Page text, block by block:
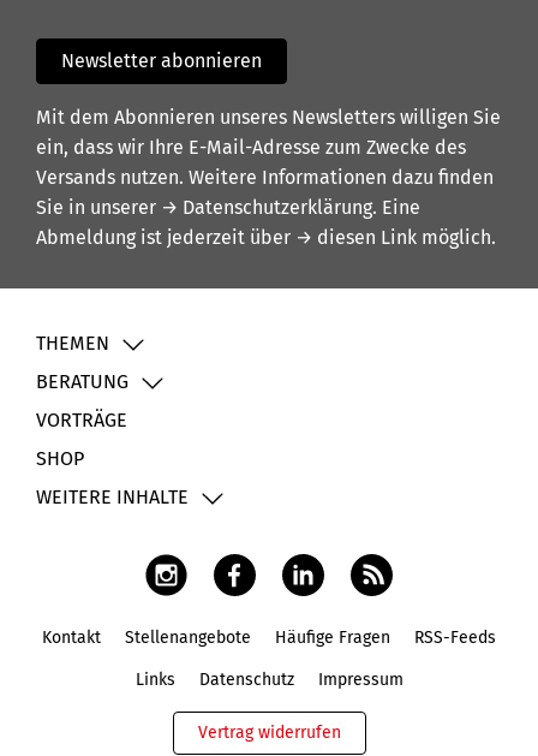
Newsletter abonnieren
Mit dem Abonnieren unseres Newsletters willigen Sie
ein, dass wir Ihre E-Mail-Adresse zum Zwecke des
Versands nutzen. Weitere Informationen dazu finden
Sie in unserer → Datenschutzerklärung. Eine
Abmeldung ist jederzeit über → diesen Link möglich.
THEMEN
BERATUNG
VORTRÄGE
SHOP
WEITERE INHALTE
Kontakt Stellenangebote Häufige Fragen RSS-Feeds
Links Datenschutz Impressum
Vertrag widerrufen